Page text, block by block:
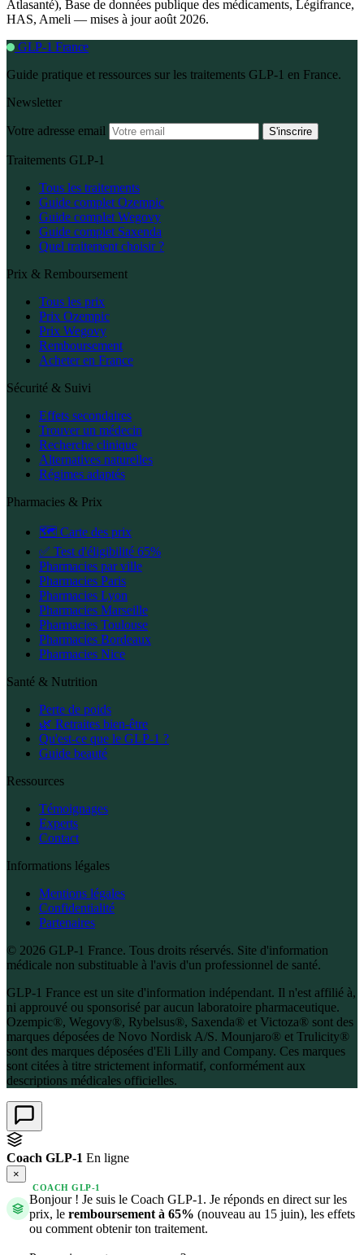
Atlasanté), Base de données publique des médicaments, Légifrance,
HAS, Ameli — mises à jour août 2026.
GLP-1 France
Guide pratique et ressources sur les traitements GLP-1 en France.
Newsletter
Votre adresse email S'inscrire
Traitements GLP-1
Tous les traitements
Guide complet Ozempic
Guide complet Wegovy
Guide complet Saxenda
Quel traitement choisir ?
Prix & Remboursement
Tous les prix
Prix Ozempic
Prix Wegovy
Remboursement
Acheter en France
Sécurité & Suivi
Effets secondaires
Trouver un médecin
Recherche clinique
Alternatives naturelles
Régimes adaptés
Pharmacies & Prix
🗺️ Carte des prix
✅ Test d'éligibilité 65%
Pharmacies par ville
Pharmacies Paris
Pharmacies Lyon
Pharmacies Marseille
Pharmacies Toulouse
Pharmacies Bordeaux
Pharmacies Nice
Santé & Nutrition
Perte de poids
🌿 Retraites bien-être
Qu'est-ce que le GLP-1 ?
Guide beauté
Ressources
Témoignages
Experts
Contact
Informations légales
Mentions légales
Confidentialité
Partenaires
© 2026 GLP-1 France. Tous droits réservés. Site d'information
médicale non substituable à l'avis d'un professionnel de santé.
GLP-1 France est un site d'information indépendant. Il n'est affilié à,
ni approuvé ou sponsorisé par aucun laboratoire pharmaceutique.
Ozempic®, Wegovy®, Rybelsus®, Saxenda® et Victoza® sont des
marques déposées de Novo Nordisk A/S. Mounjaro® et Trulicity®
sont des marques déposées d'Eli Lilly and Company. Ces marques
sont citées à titre strictement informatif, conformément aux
descriptions médicales officielles.
Coach GLP-1 En ligne
×
COACH GLP-1
Bonjour ! Je suis le Coach GLP-1. Je réponds en direct sur les
prix, le remboursement à 65% (nouveau au 15 juin), les effets
ou comment obtenir ton traitement.